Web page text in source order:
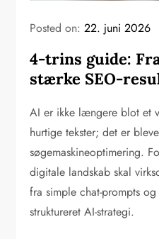
Posted on:22. juni 2026
4-trins guide:
stærke SEO-
AI er ikke længere blot et
hurtige tekster; det er
søgemaskineoptimering.
digitale landskab skal
fra simple chat-prompts
struktureret AI-strategi.